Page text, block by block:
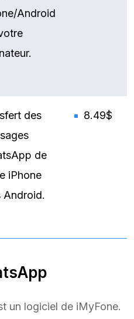
Android
des
de
iPhone
Android.
8.49$
un logiciel de iMyFone.